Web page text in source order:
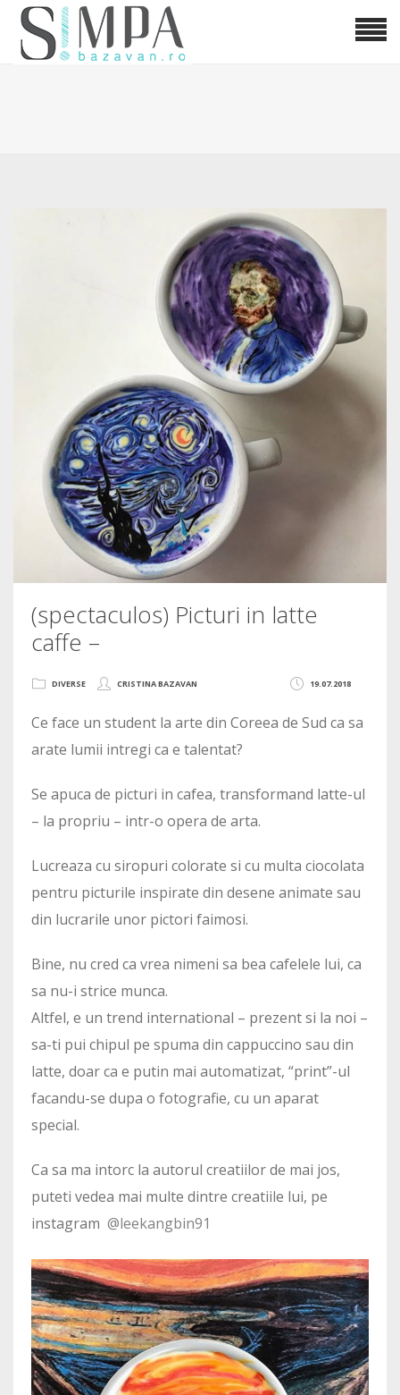
(spectaculos) Picturi in latte
caffe –
19.07.2018
DIVERSE CRISTINA BAZAVAN
Ce face un student la arte din Coreea de Sud ca sa
arate lumii intregi ca e talentat?
Se apuca de picturi in cafea, transformand latte-ul
– la propriu – intr-o opera de arta.
Lucreaza cu siropuri colorate si cu multa ciocolata
pentru picturile inspirate din desene animate sau
din lucrarile unor pictori faimosi.
Bine, nu cred ca vrea nimeni sa bea cafelele lui, ca
sa nu-i strice munca.
Altfel, e un trend international – prezent si la noi –
sa-ti pui chipul pe spuma din cappuccino sau din
latte, doar ca e putin mai automatizat, “print”-ul
facandu-se dupa o fotografie, cu un aparat
special.
Ca sa ma intorc la autorul creatiilor de mai jos,
puteti vedea mai multe dintre creatiile lui, pe
instagram @leekangbin91